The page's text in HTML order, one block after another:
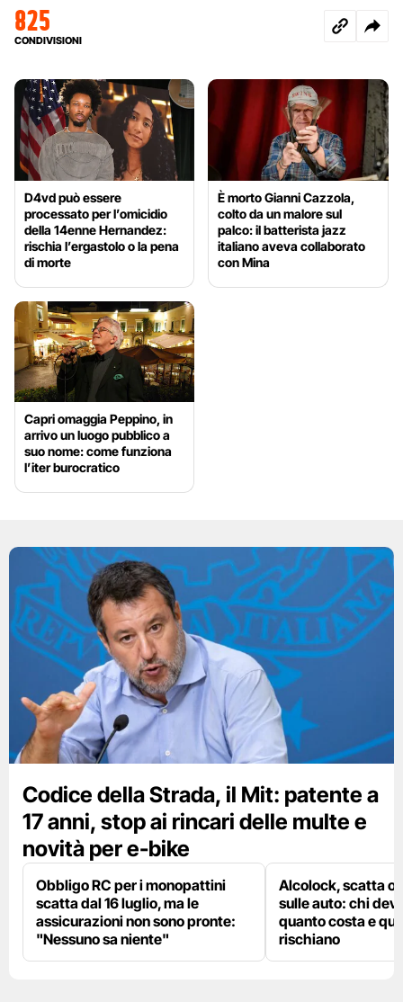
825
CONDIVISIONI
D4vd può essere
processato per l’omicidio
della 14enne Hernandez:
rischia l’ergastolo o la pena
di morte
È morto Gianni Cazzola,
colto da un malore sul
palco: il batterista jazz
italiano aveva collaborato
con Mina
Capri omaggia Peppino, in
arrivo un luogo pubblico a
suo nome: come funziona
l’iter burocratico
Codice della Strada, il Mit: patente a
17 anni, stop ai rincari delle multe e
novità per e-bike
Obbligo RC per i monopattini
scatta dal 16 luglio, ma le
assicurazioni non sono pronte:
"Nessuno sa niente"
Alcolock, scatta
sulle auto: chi
quanto costa e
rischiano